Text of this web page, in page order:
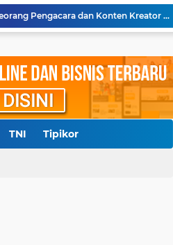
Diduga Cemarkan Nama Baik, Seorang Pengacara dan Konten Kreator Dilaporkan ke Polrestabes Medan
Deliserdang Gatur di Sejumlah SPBU
Aliansi Masyarakat Batak Kota Medan Laporkan Pemilik Akun Hina Suku Batak ke Polda Sumut
Diduga Langgar Putusan MA, Warga Dairi dan Kelompok Masyarakat Sipil Kecam Keras Terbitnya SKKL PT DPM
Amankan 53 Kg Lebih Sabu
Bunuh Nenek Hj Nurlis
TNI Tipikor